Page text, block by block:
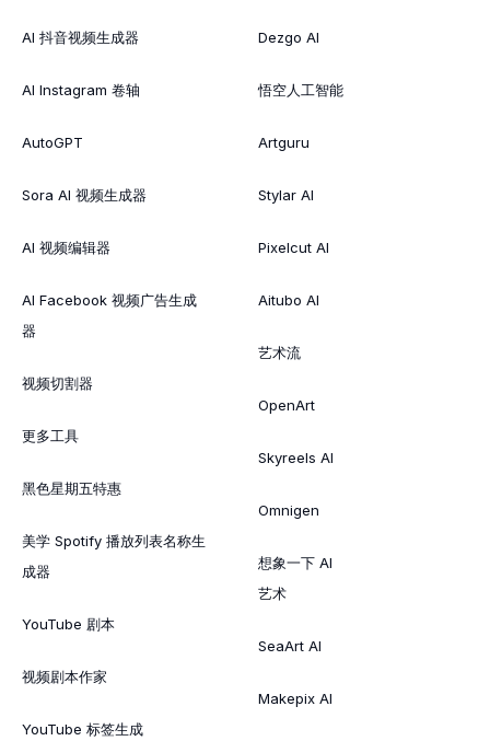
AI 抖音视频生成器
AI Instagram 卷轴
AutoGPT
Sora AI 视频生成器
AI 视频编辑器
AI Facebook 视频广告生成
器
视频切割器
更多工具
黑色星期五特惠
美学 Spotify 播放列表名称生
成器
YouTube 剧本
视频剧本作家
YouTube 标签生成
Dezgo AI
悟空人工智能
Artguru
Stylar AI
Pixelcut AI
Aitubo AI
艺术流
OpenArt
Skyreels AI
Omnigen
想象一下 AI
艺术
SeaArt AI
Makepix AI